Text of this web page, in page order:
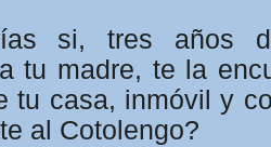
si, tres años
tu madre, te la
tu casa, inmóvil y
al Cotolengo?